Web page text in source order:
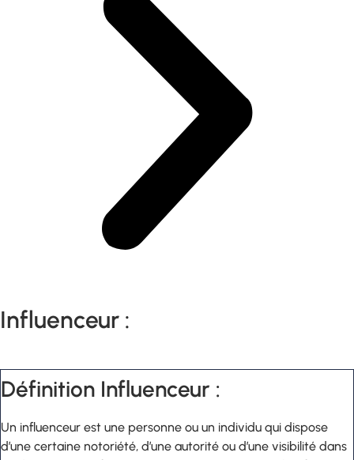
Influenceur :
Définition Influenceur :
Un influenceur est une personne ou un individu qui dispose
d’une certaine notoriété, d’une autorité ou d’une visibilité dans